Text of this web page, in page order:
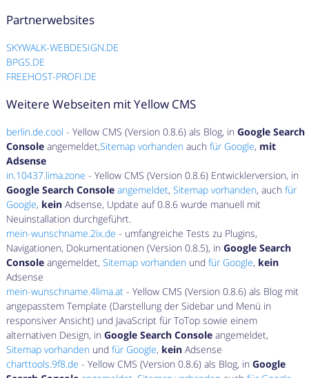
Partnerwebsites
SKYWALK-WEBDESIGN.DE
BPGS.DE
FREEHOST-PROFI.DE
Weitere Webseiten mit Yellow CMS
berlin.de.cool - Yellow CMS (Version 0.8.6) als Blog, inGoogle Search
Console angemeldet,Sitemap vorhanden auchfür Google, mit
Adsense
in.10437.lima.zone - Yellow CMS (Version 0.8.6) Entwicklerversion, in
Google Search Console angemeldet, Sitemap vorhanden, auchfür
Google, kein Adsense, Update auf 0.8.6 wurde manuell mit
Neuinstallation durchgeführt.
mein-wunschname.2ix.de - umfangreiche Tests zu Plugins,
Navigationen, Dokumentationen (Version 0.8.5), inGoogle Search
Console angemeldet, Sitemap vorhanden undfür Google, kein
Adsense
mein-wunschname.4lima.at - Yellow CMS (Version 0.8.6) als Blog mit
angepasstem Template (Darstellung der Sidebar und Menü in
responsiver Ansicht) und JavaScript für ToTop sowie einem
alternativen Design, inGoogle Search Console angemeldet,
Sitemap vorhanden undfür Google, kein Adsense
charttools.9f8.de - Yellow CMS (Version 0.8.6) als Blog, inGoogle